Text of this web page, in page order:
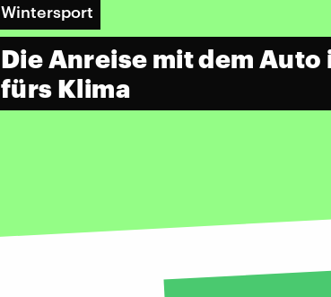
Wintersport
Die Anreise mit dem
fürs Klima